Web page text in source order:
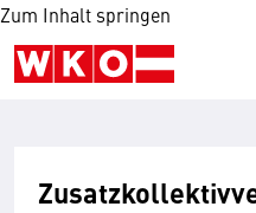
Zum Inhalt springen